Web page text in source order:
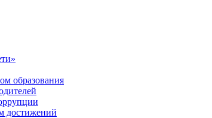
образования
достижений